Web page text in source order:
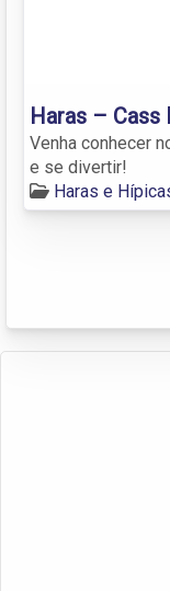
Haras – Cass
Venha conhecer
e se divertir!
Haras e